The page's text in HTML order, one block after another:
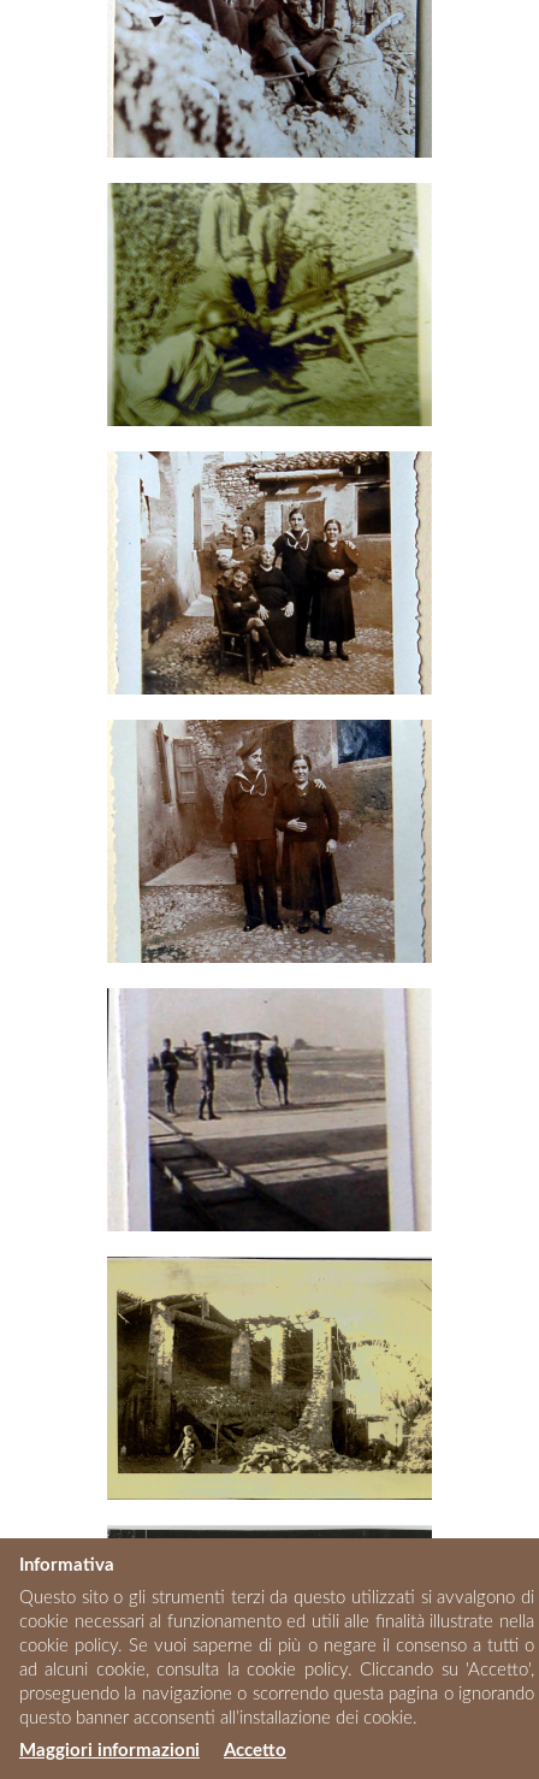
Informativa
Questo sito o gli strumenti terzi da questo utilizzati si avvalgono di
cookie necessari al funzionamento ed utili alle finalità illustrate nella
cookie policy. Se vuoi saperne di più o negare il consenso a tutti o
ad alcuni cookie, consulta la cookie policy. Cliccando su 'Accetto',
proseguendo la navigazione o scorrendo questa pagina o ignorando
questo banner acconsenti all’installazione dei cookie.
Maggiori informazioni
Accetto